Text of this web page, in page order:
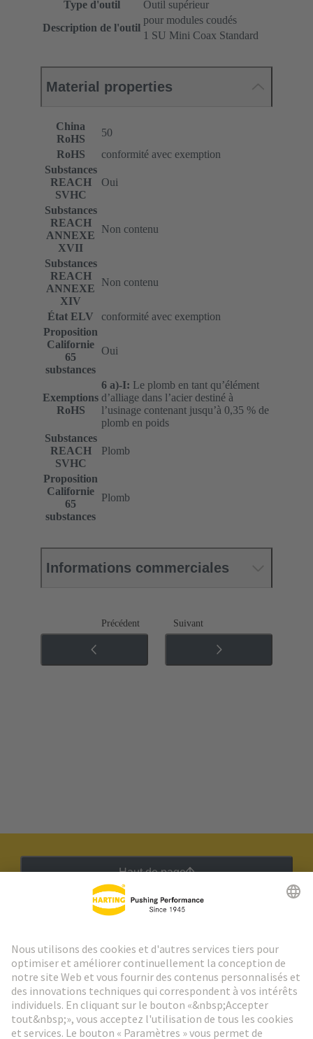
Type d'outil
Outil supérieur
Description de l'outil
pour modules coudés
1 SU Mini Coax Standard
Material properties
China
RoHS
50
RoHS
conformité avec exemption
Substances
REACH
SVHC
Oui
Substances
REACH
ANNEXE
XVII
Non contenu
Substances
REACH
ANNEXE
XIV
Non contenu
État ELV
conformité avec exemption
Proposition
Californie
65
substances
Oui
Exemptions
RoHS
6 a)-I: Le plomb en tant qu’élément
d’alliage dans l’acier destiné à
l’usinage contenant jusqu’à 0,35 % de
plomb en poids
Substances
REACH
SVHC
Plomb
Proposition
Californie
65
substances
Plomb
Informations commerciales
Précédent Suivant
Haut de page
Aller à l'inscription